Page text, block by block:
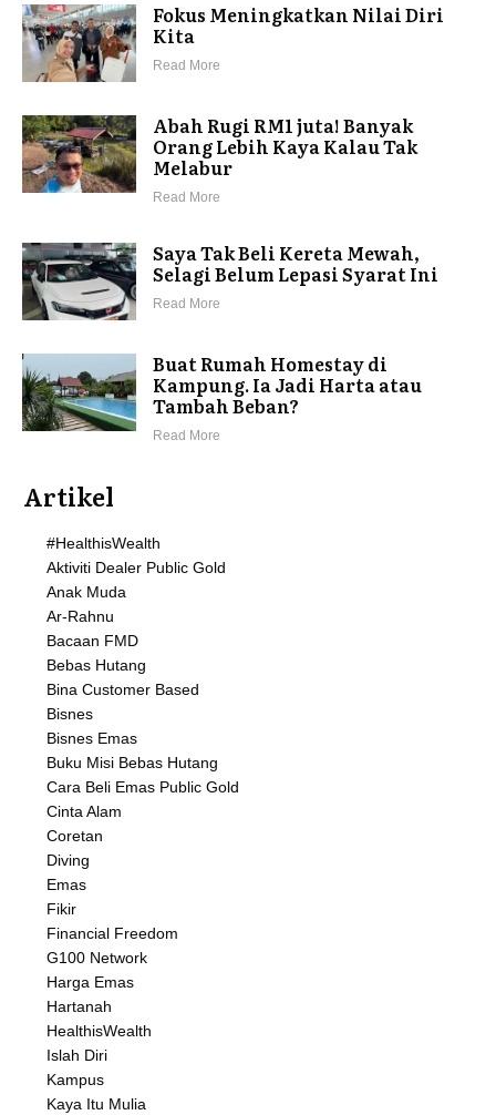
Fokus Meningkatkan Nilai Diri
Kita
Read More
Abah Rugi RM1 juta! Banyak
Orang Lebih Kaya Kalau Tak
Melabur
Read More
Saya Tak Beli Kereta Mewah,
Selagi Belum Lepasi Syarat Ini
Read More
Buat Rumah Homestay di
Kampung. Ia Jadi Harta atau
Tambah Beban?
Read More
Artikel
#HealthisWealth
Aktiviti Dealer Public Gold
Anak Muda
Ar-Rahnu
Bacaan FMD
Bebas Hutang
Bina Customer Based
Bisnes
Bisnes Emas
Buku Misi Bebas Hutang
Cara Beli Emas Public Gold
Cinta Alam
Coretan
Diving
Emas
Fikir
Financial Freedom
G100 Network
Harga Emas
Hartanah
HealthisWealth
Islah Diri
Kampus
Kaya Itu Mulia